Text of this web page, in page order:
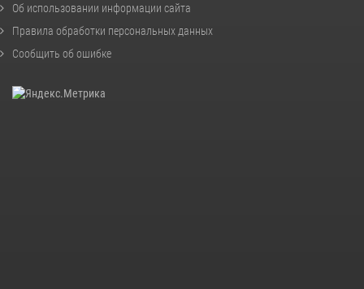
Об использовании информации сайта
Правила обработки персональных данных
Сообщить об ошибке